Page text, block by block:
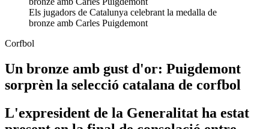
Els jugadors de Catalunya celebrant la medalla de
bronze amb Carles Puigdemont
Corfbol
Un bronze amb gust d'or: Puigdemont
sorprèn la selecció catalana de corfbol
L'expresident de la Generalitat ha estat